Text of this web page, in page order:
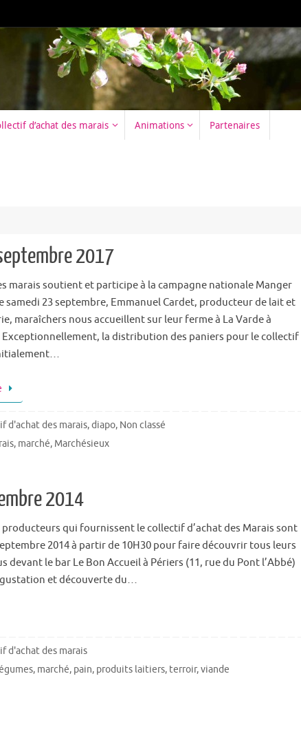
d’achat des marais Animations Partenaires
2017
marais soutient et participe à la campagne nationale Manger
samedi 23 septembre, Emmanuel Cardet, producteur de lait et
maraîchers nous accueillent sur leur ferme à La Varde à
Exceptionnellement, la distribution des paniers pour le collectif
d'achat des marais,diapo, Non classé
, marché, Marchésieux
2014
producteurs qui fournissent le collectif d’achat des Marais sont
2014 à partir de 10H30 pour faire découvrir tous leurs
devant le bar Le Bon Accueil à Périers (11, rue du Pont l’Abbé)
et découverte du…
d'achat des marais
, marché, pain, produits laitiers, terroir,viande